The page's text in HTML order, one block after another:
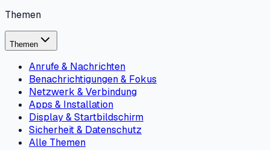
Themen
Themen
Anrufe & Nachrichten
Benachrichtigungen & Fokus
Netzwerk & Verbindung
Apps & Installation
Display & Startbildschirm
Sicherheit & Datenschutz
Alle Themen